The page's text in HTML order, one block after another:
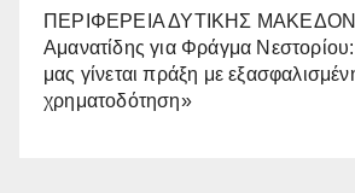
ΠΕΡΙΦΕΡΕΙΑ ΔΥΤΙΚΗΣ
Αμανατίδης για Φράγμα
μας γίνεται πράξη με
χρηματοδότηση»